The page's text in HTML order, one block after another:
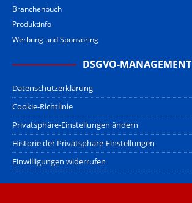
Branchenbuch
Produktinfo
Werbung und Sponsoring
DSGVO-MANAGEMENT
Datenschutzerklärung
Cookie-Richtlinie
Privatsphäre-Einstellungen ändern
Historie der Privatsphäre-Einstellungen
Einwilligungen widerrufen